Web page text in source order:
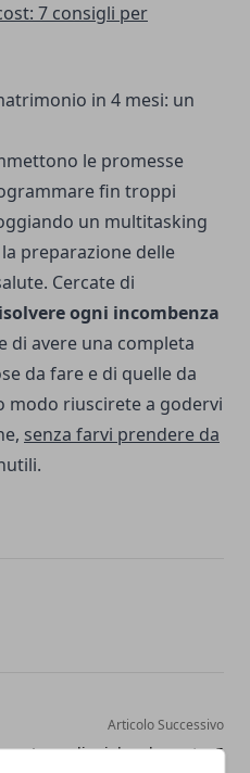
7 consigli per
in 4 mesi: un
le promesse
fin troppi
un multitasking
preparazione delle
Cercate di
ogni incombenza
di avere una completa
da fare e di quelle da
modo riuscirete a godervi
senza farvi prendere da
Articolo Successivo
Luna di miele ad agosto: 5